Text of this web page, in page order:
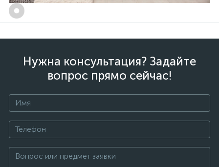
Нужна консультация? Задайте
вопрос прямо сейчас!